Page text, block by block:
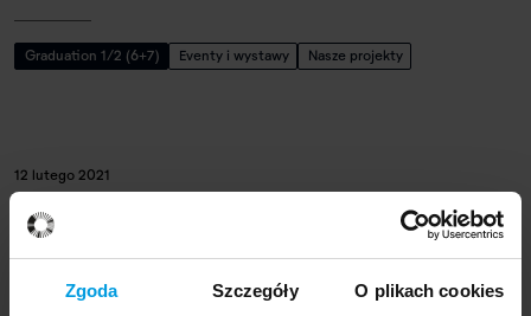
Zgoda Szczegóły O plikach cookies
Graduation 1/2 (6+7) Eventy i wystawy Nasze projekty
12 lutego 2021
Font Reykjavík
Graduation 1/2 (7+8)